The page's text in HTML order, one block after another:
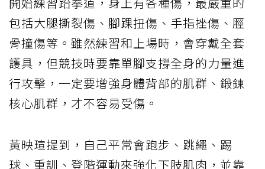
包括大腿撕裂傷、腳踝扭傷、手指挫傷、脛
骨撞傷等。雖然練習和上場時，會穿戴全套
護具，但競技時要靠單腳支撐全身的力量進
行攻擊，一定要增強身體背部的肌群、鍛鍊
核心肌群，才不容易受傷。
黃映瑄提到，自己平常會跑步、跳繩、踢
球、重訓、登階運動來強化下肢肌肉，並靠